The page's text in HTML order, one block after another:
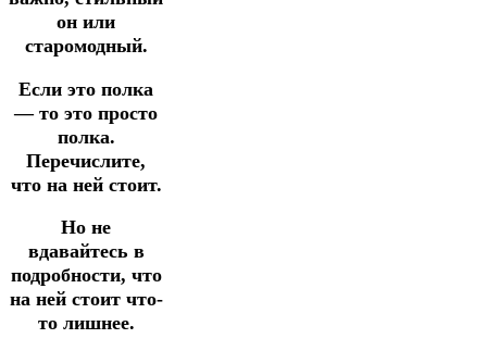
он или
старомодный.
Если это полка
— то это просто
полка.
Перечислите,
что на ней стоит.
Но не
вдавайтесь в
подробности, что
на ней стоит что-
то лишнее.